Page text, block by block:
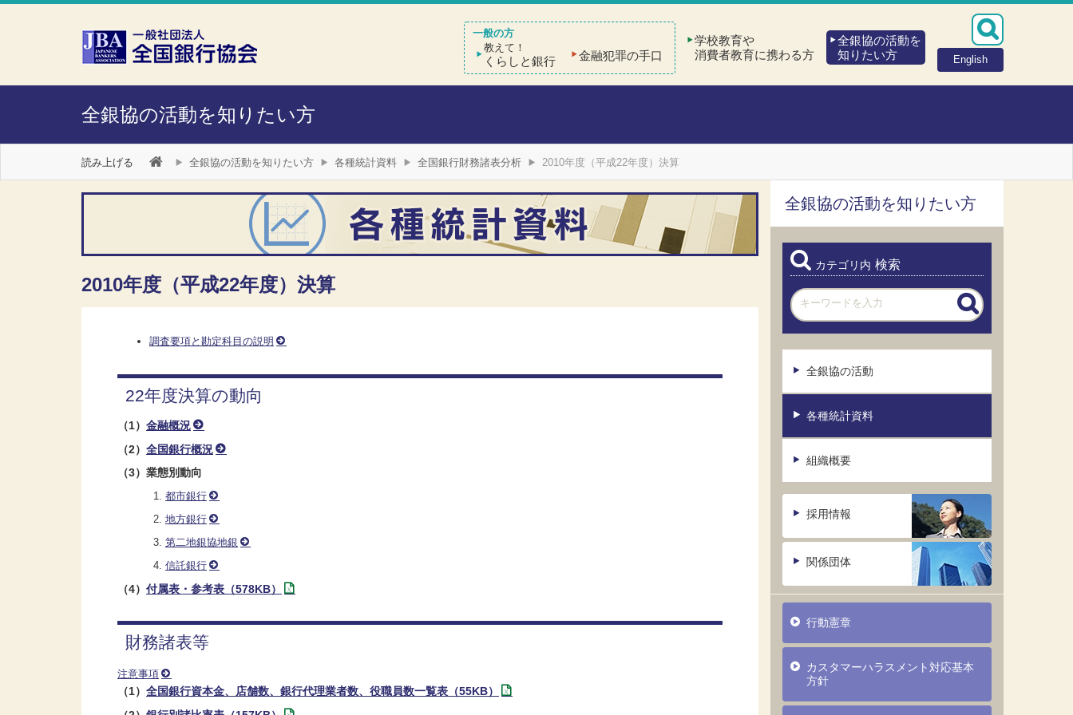
本文へスキップ
障がい者向け相談窓口
English
教えて！
くらしと銀行 金融犯罪の手口
学校教育や
消費者教育に携わる方
全銀協の活動を
知りたい方
全銀協の活動を知りたい方
読み上げる 全銀協の活動を知りたい方 各種統計資料 全国銀行財務諸表分析 2010年度（平成22年度）決算
2010年度（平成22年度）決算
調査要項と勘定科目の説明
22年度決算の動向
（1） 金融概況
（2） 全国銀行概況
（3）業態別動向
都市銀行
地方銀行
第二地銀協地銀
信託銀行
（4） 付属表・参考表（578KB）
財務諸表等
注意事項
（1） 全国銀行資本金、店舗数、銀行代理業者数、役職員数一覧表（55KB）
全銀協の活動を知りたい方
カテゴリ内 検索
全銀協の活動
各種統計資料
組織概要
採用情報
関係団体
行動憲章
カスタマーハラスメント対応基本
方針